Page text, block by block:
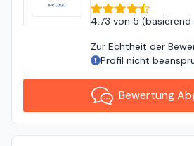
4.73 von 5 (basierend
Zur Echtheit der
Profil nicht
Bewertung